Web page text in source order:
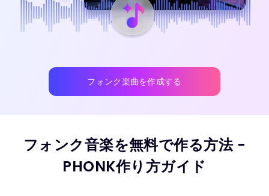
フォンク楽曲を作成する
フォンク音楽を無料で作る方法 -
PHONK作り方ガイド